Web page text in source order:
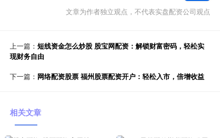
文章为作者独立观点，不代表实盘配资公司观点
上一篇： 短线资金怎么炒股 股宝网配资：解锁财富密码，轻松实
现财务自由
下一篇： 网络配资股票 福州股票配资开户：轻松入市，倍增收益
相关文章